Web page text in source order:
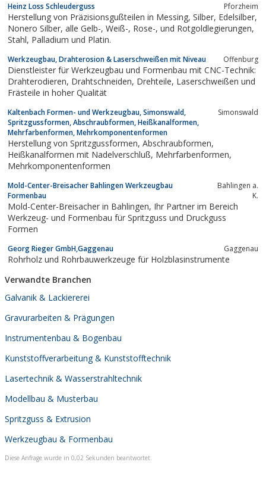
Heinz Loss Schleuderguss Pforzheim
Herstellung von Präzisionsgußteilen in Messing, Silber, Edelsilber,
Nonero Silber, alle Gelb-, Weiß-, Rose-, und Rotgoldlegierungen,
Stahl, Palladium und Platin.
Werkzeugbau, Drahterosion & Laserschweißen mit Niveau Offenburg
Dienstleister für Werkzeugbau und Formenbau mit CNC-Technik:
Drahterodieren, Drahtschneiden, Drehteile, Laserschweißen und
Frästeile in hoher Qualität
Kaltenbach Formen- und Werkzeugbau, Simonswald,
Spritzgussformen, Abschraubformen, Heißkanalformen,
Mehrfarbenformen, Mehrkomponentenformen
Simonswald
Herstellung von Spritzgussformen, Abschraubformen,
Heißkanalformen mit Nadelverschluß, Mehrfarbenformen,
Mehrkomponentenformen
Mold-Center-Breisacher Bahlingen Werkzeugbau
Formenbau
Bahlingen a.
K.
Mold-Center-Breisacher in Bahlingen, Ihr Partner im Bereich
Werkzeug- und Formenbau für Spritzguss und Druckguss
Formen
Georg Rieger GmbH,Gaggenau Gaggenau
Rohrholz und Rohrbauwerkzeuge für Holzblasinstrumente
Verwandte Branchen
Galvanik & Lackiererei
Gravurarbeiten & Prägungen
Instrumentenbau & Bogenbau
Kunststoffverarbeitung & Kunststofftechnik
Lasertechnik & Wasserstrahltechnik
Modellbau & Musterbau
Spritzguss & Extrusion
Werkzeugbau & Formenbau
Diese Anfrage wurde in 0,02 Sekunden beantwortet.